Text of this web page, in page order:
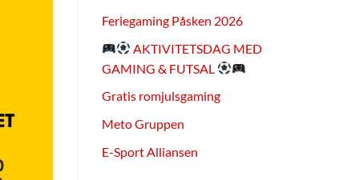
Feriegaming Påsken 2026
AKTIVITETSDAG MED
GAMING & FUTSAL
Gratis romjulsgaming
Meto Gruppen
E-Sport Alliansen